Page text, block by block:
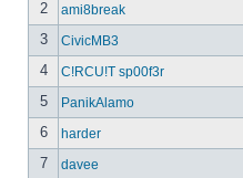
2 ami8break
3 CivicMB3
4 C!RCU!T sp00f3r
5 PanikAlamo
6 harder
7 davee